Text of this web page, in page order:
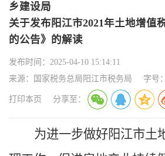
乡建设局
关于发布阳江市2021年土地增值
的公告》的解读
发布时间： 2025-04-10 15:14:11
来源：
国家税务总局阳江市税务局 字号：
打印本页 分享至：
为进一步做好阳江市土